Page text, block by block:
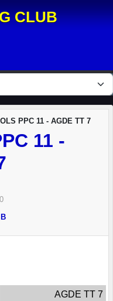
CLUB
PPC 11 - AGDE TT 7
11 -
AGDE TT 7